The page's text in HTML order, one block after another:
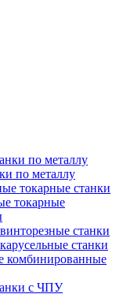
по металлу
токарные станки
токарные
станки
станки
комбинированные